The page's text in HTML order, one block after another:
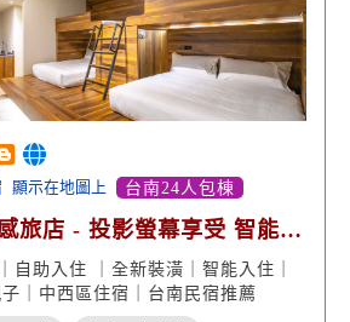
顯示在地圖上 台南24人包棟
旅店 - 投影螢幕享受 智能自
自助入住 ｜全新裝潢｜智能入住｜
｜中西區住宿｜台南民宿推薦